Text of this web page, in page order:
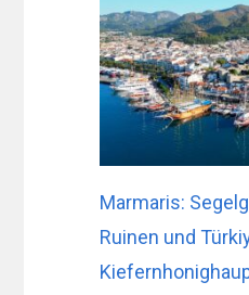
Marmaris:
Ruinen und